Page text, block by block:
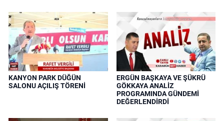
KANYON PARK DÜĞÜN
SALONU AÇILIŞ TÖRENİ
ERGÜN BAŞKAYA VE ŞÜKRÜ
GÖKKAYA ANALİZ
PROGRAMINDA GÜNDEMİ
DEĞERLENDİRDİ